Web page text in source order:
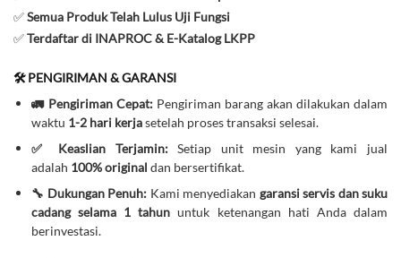
✅Semua Produk Telah Lulus Uji Fungsi
✅Terdaftar di INAPROC & E-Katalog LKPP
🛠️ PENGIRIMAN & GARANSI
🚛 Pengiriman Cepat:Pengiriman barang akan dilakukan dalam
waktu 1-2 hari kerjasetelah proses transaksi selesai.
✅ Keaslian Terjamin:Setiap unit mesin yang kami jual
adalah 100% original dan bersertifikat.
🔧 Dukungan Penuh: Kami menyediakan garansi servis dan suku
cadang selama 1 tahun untuk ketenangan hati Anda dalam
berinvestasi.